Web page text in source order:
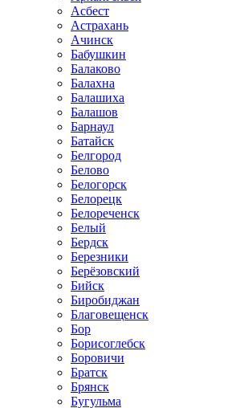
Асбест
Астрахань
Ачинск
Бабушкин
Балаково
Балахна
Балашиха
Балашов
Барнаул
Батайск
Белгород
Белово
Белогорск
Белорецк
Белореченск
Белый
Бердск
Березники
Берёзовский
Бийск
Биробиджан
Благовещенск
Бор
Борисоглебск
Боровичи
Братск
Брянск
Бугульма